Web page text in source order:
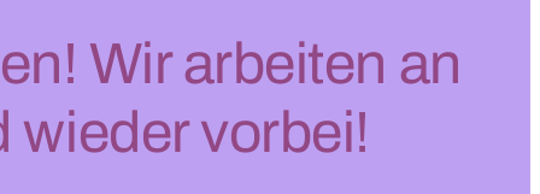
Wir arbeiten an
wieder vorbei!